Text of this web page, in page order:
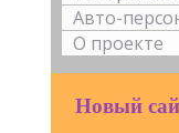
Авто-
О проекте
Новый